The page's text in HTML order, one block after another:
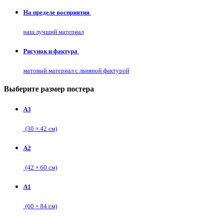
На пределе восприятия
наш лучший материал
Рисунок и фактура
матовый материал с льняной фактурой
Выберите размер постера
А3
(30 × 42 см)
А2
(42 × 60 см)
А1
(60 × 84 см)